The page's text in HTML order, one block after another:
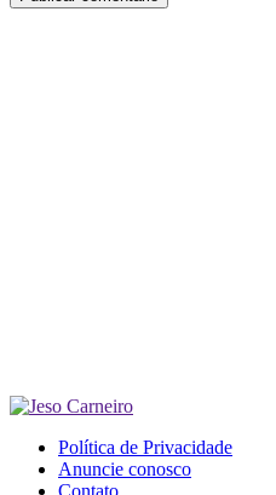
Política de Privacidade
Anuncie conosco